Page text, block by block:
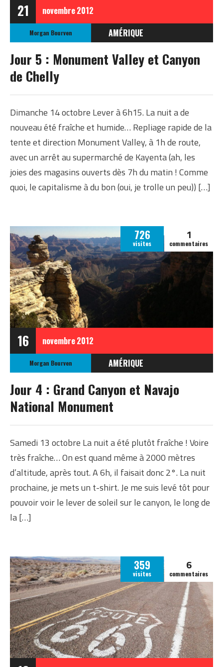
21 novembre2012
Morgan Bourven
AMÉRIQUE
ÉTATS-UNIS
Jour 5 : Monument Valley et Canyon
de Chelly
Dimanche 14 octobre Lever à 6h15. La nuit a de
nouveau été fraîche et humide… Repliage rapide de la
tente et direction Monument Valley, à 1h de route,
avec un arrêt au supermarché de Kayenta (ah, les
joies des magasins ouverts dès 7h du matin ! Comme
quoi, le capitalisme à du bon (oui, je trolle un peu)) […]
16 novembre2012
726
visites
1
commentaires
Morgan Bourven
AMÉRIQUE
ÉTATS-UNIS
ETATS-UNIS OCTOBRE
2012
Jour 4 : Grand Canyon et Navajo
National Monument
Samedi 13 octobre La nuit a été plutôt fraîche ! Voire
très fraîche… On est quand même à 2000 mètres
d’altitude, après tout. A 6h, il faisait donc 2°. La nuit
prochaine, je mets un t-shirt. Je me suis levé tôt pour
pouvoir voir le lever de soleil sur le canyon, le long de
la […]
359
visites
6
commentaires